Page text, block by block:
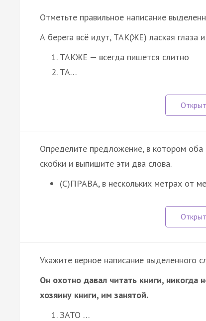
Отметьте правильное написание
А берега всё идут, ТАК(ЖЕ) лаская глаза
ТАКЖЕ — всегда пишется слитно
ТА…
Определите предложение, в котором
скобки и выпишите эти два слова.
(С)ПРАВА, в нескольких метрах от
Укажите верное написание выделенного
Он охотно давал читать книги,
хозяину книги, им занятой.
ЗАТО …